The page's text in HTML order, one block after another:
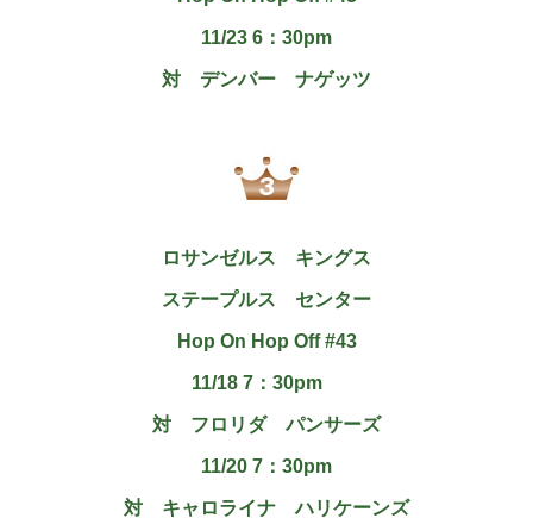
11/23 6：30pm
対 デンバー ナゲッツ
ロサンゼルス キングス
ステープルス センター
Hop On Hop Off #43
11/18 7：30pm
対 フロリダ パンサーズ
11/20 7：30pm
対 キャロライナ ハリケーンズ